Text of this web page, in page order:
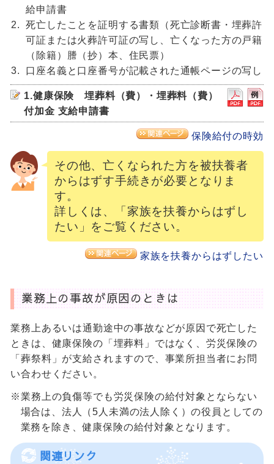
給申請書
死亡したことを証明する書類（死亡診断書・埋葬許
可証または火葬許可証の写し、亡くなった方の戸籍
（除籍）謄（抄）本、住民票）
口座名義と口座番号が記載された通帳ページの写し
1.健康保険 埋葬料（費）・埋葬料（費）
付加金 支給申請書
保険給付の時効
その他、亡くなられた方を被扶養者
からはずす手続きが必要となりま
す。
詳しくは、「家族を扶養からはずし
たい」をご覧ください。
家族を扶養からはずしたい
業務上の事故が原因のときは
業務上あるいは通勤途中の事故などが原因で死亡した
ときは、健康保険の「埋葬料」ではなく、労災保険の
「葬祭料」が支給されますので、事業所担当者にお問
い合わせください。
※業務上の負傷等でも労災保険の給付対象とならない
場合は、法人（5人未満の法人除く）の役員としての
業務を除き、健康保険の給付対象となります。
関連リンク